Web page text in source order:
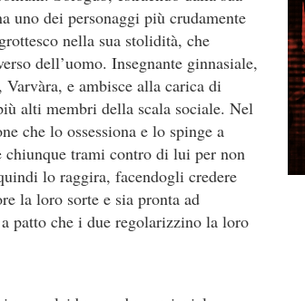
uno dei personaggi più crudamente
nella sua stolidità, che
dell’uomo. Insegnante ginnasiale,
e ambisce alla carica di
alti membri della scala sociale. Nel
che lo ossessiona e lo spinge a
chiunque trami contro di lui per non
lo raggira, facendogli credere
la loro sorte e sia pronta ad
patto che i due regolarizzino la loro